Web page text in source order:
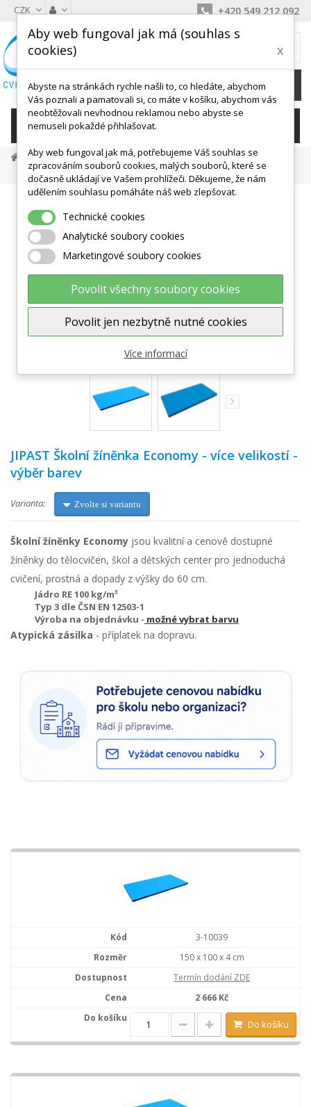
CZK +420 549 212 092
0 Kč
KATEGORIE
Tělocvičné Nářadí
Žíněnky A Doskočiště
JIPAST Školní Žíněnka Economy - Více Velikostí - Výběr Barev
Zobrazit větší
JIPAST Školní žíněnka Economy - více velikostí -
výběr barev
Varianta: Zvolte si variantu
Školní žíněnky Economy jsou kvalitní a cenově dostupné
žíněnky do tělocvičen, škol a dětských center pro jednoduchá
cvičení, prostná a dopady z výšky do 60 cm.
Jádro RE 100 kg/m³
Typ 3 dle ČSN EN 12503-1
Výroba na objednávku - možné vybrat barvu
Atypická zásilka - příplatek na dopravu.
3-10039
150 x 100 x 4 cm
Termín dodání ZDE
2 666 Kč
Do košíku
Aby web fungoval jak má (souhlas s
cookies)
x
Abyste na stránkách rychle našli to, co hledáte, abychom
Vás poznali a pamatovali si, co máte v košíku, abychom vás
neobtěžovali nevhodnou reklamou nebo abyste se
nemuseli pokaždé přihlašovat.
Aby web fungoval jak má, potřebujeme Váš souhlas se
zpracováním souborů cookies, malých souborů, které se
dočasně ukládají ve Vašem prohlížeči. Děkujeme, že nám
udělením souhlasu pomáháte náš web zlepšovat.
Technické cookies
Analytické soubory cookies
Marketingové soubory cookies
Povolit všechny soubory cookies
Povolit jen nezbytně nutné cookies
Více informací